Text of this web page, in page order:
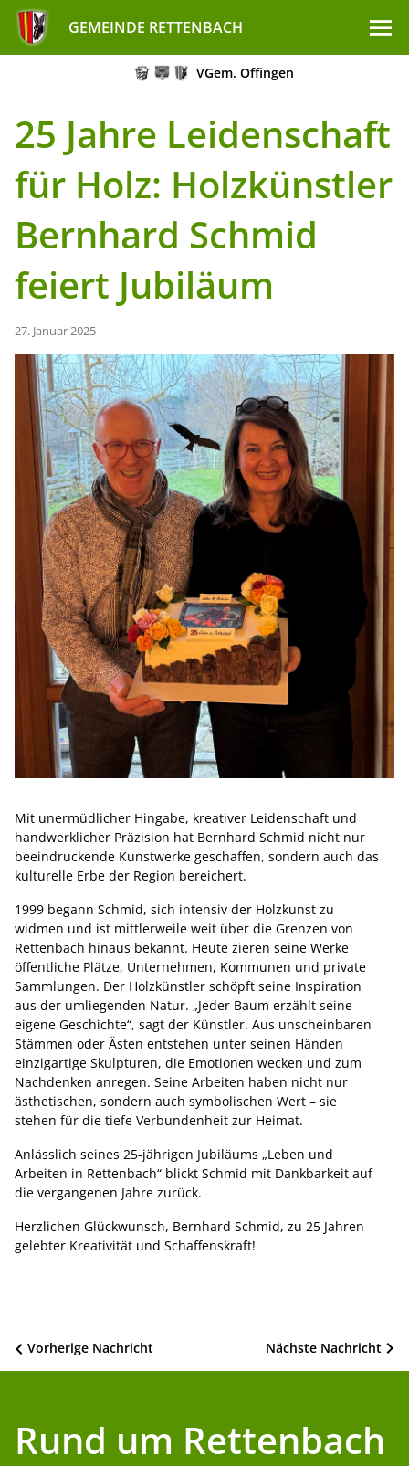
GEMEINDE RETTENBACH
VGem. Offingen
25 Jahre Leidenschaft
für Holz: Holzkünstler
Bernhard Schmid
feiert Jubiläum
27. Januar 2025
Mit unermüdlicher Hingabe, kreativer Leidenschaft und
handwerklicher Präzision hat Bernhard Schmid nicht nur
beeindruckende Kunstwerke geschaffen, sondern auch das
kulturelle Erbe der Region bereichert.
1999 begann Schmid, sich intensiv der Holzkunst zu
widmen und ist mittlerweile weit über die Grenzen von
Rettenbach hinaus bekannt. Heute zieren seine Werke
öffentliche Plätze, Unternehmen, Kommunen und private
Sammlungen. Der Holzkünstler schöpft seine Inspiration
aus der umliegenden Natur. „Jeder Baum erzählt seine
eigene Geschichte“, sagt der Künstler. Aus unscheinbaren
Stämmen oder Ästen entstehen unter seinen Händen
einzigartige Skulpturen, die Emotionen wecken und zum
Nachdenken anregen. Seine Arbeiten haben nicht nur
ästhetischen, sondern auch symbolischen Wert – sie
stehen für die tiefe Verbundenheit zur Heimat.
Anlässlich seines 25-jährigen Jubiläums „Leben und
Arbeiten in Rettenbach“ blickt Schmid mit Dankbarkeit auf
die vergangenen Jahre zurück.
Herzlichen Glückwunsch, Bernhard Schmid, zu 25 Jahren
gelebter Kreativität und Schaffenskraft!
Beitragsnavigation Nächste Nachricht
Vorherige Nachricht
Rund um Rettenbach